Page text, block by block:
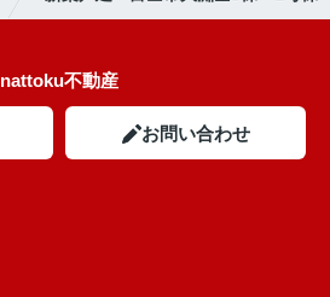
nattoku不動産
お問い合わせ